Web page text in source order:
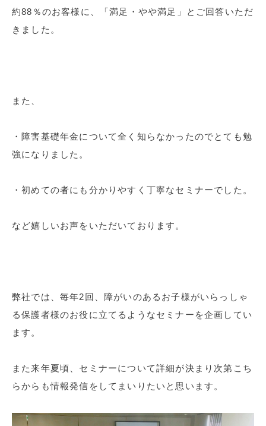
約88％のお客様に、「満足・やや満足」とご回答いただ
きました。
また、
・障害基礎年金について全く知らなかったのでとても勉
強になりました。
・初めての者にも分かりやすく丁寧なセミナーでした。
など嬉しいお声をいただいております。
弊社では、毎年2回、障がいのあるお子様がいらっしゃ
る保護者様のお役に立てるようなセミナーを企画してい
ます。
また来年夏頃、セミナーについて詳細が決まり次第こち
らからも情報発信をしてまいりたいと思います。